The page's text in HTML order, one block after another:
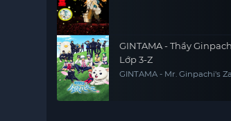
GINTAMA - Thầy
Lớp 3-Z
GINTAMA - Mr. Ginpachi's